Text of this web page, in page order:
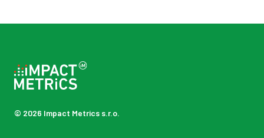
© 2026 Impact Metrics s.r.o.